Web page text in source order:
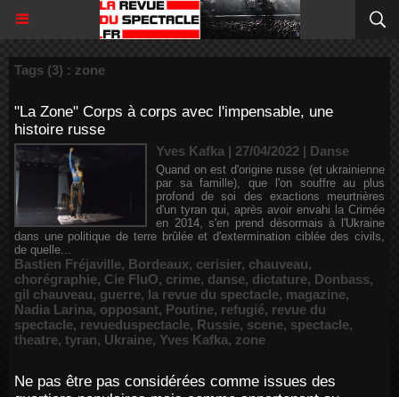
Tags (3) : zone
"La Zone" Corps à corps avec l'impensable, une
histoire russe
Yves Kafka | 27/04/2022 | Danse
Quand on est d'origine russe (et ukrainienne
par sa famille), que l'on souffre au plus
profond de soi des exactions meurtrières
d'un tyran qui, après avoir envahi la Crimée
en 2014, s'en prend désormais à l'Ukraine
dans une politique de terre brûlée et d'extermination ciblée des civils,
de quelle...
Bastien Fréjaville, Bordeaux, cerisier, chauveau,
chorégraphie, Cie FluO, crime, danse, dictature, Donbass,
gil chauveau, guerre, la revue du spectacle, magazine,
Nadia Larina, opposant, Poutine, refugié, revue du
spectacle, revueduspectacle, Russie, scene, spectacle,
theatre, tyran, Ukraine, Yves Kafka, zone
Ne pas être pas considérées comme issues des